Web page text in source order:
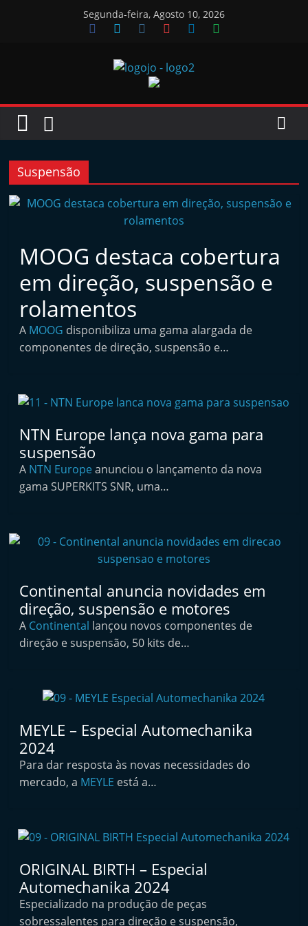
Segunda-feira, Agosto 10, 2026
Jornal
J
n
a
i
n
p
n
e
n
d
o
A
f
t
e
a
r
e
t
t
m
ó
v
Suspensão
MOOG destaca cobertura
em direção, suspensão e
rolamentos
A MOOG disponibiliza uma gama alargada de
componentes de direção, suspensão e…
NTN Europe lança nova gama para
suspensão
A NTN Europe anunciou o lançamento da nova
gama SUPERKITS SNR, uma…
Continental anuncia novidades em
direção, suspensão e motores
A Continental lançou novos componentes de
direção e suspensão, 50 kits de…
MEYLE – Especial Automechanika
2024
Para dar resposta às novas necessidades do
mercado, a MEYLE está a…
ORIGINAL BIRTH – Especial
Automechanika 2024
Especializado na produção de peças
sobressalentes para direção e suspensão,